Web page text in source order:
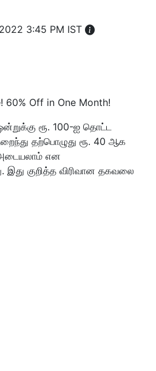
3:45 PM IST
60% Off in One Month!
ரூ. 100-ஐ தொட்ட
தற்பொழுது ரூ. 40 ஆக
அடையலாம் என
இது குறித்த விரிவான தகவலை